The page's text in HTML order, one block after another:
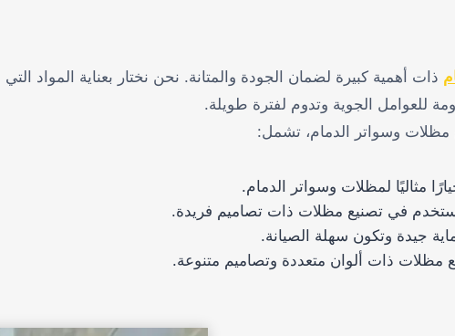
ذات أهمية كبيرة لضمان الجودة والمتانة. نحن نختار بعناية المواد التي
للعوامل الجوية وتدوم لفترة طويلة.
وسواتر الدمام، تشمل:
مثاليًا لمظلات وسواتر الدمام.
في تصنيع مظلات ذات تصاميم فريدة.
جيدة وتكون سهلة الصيانة.
مظلات ذات ألوان متعددة وتصاميم متنوعة.